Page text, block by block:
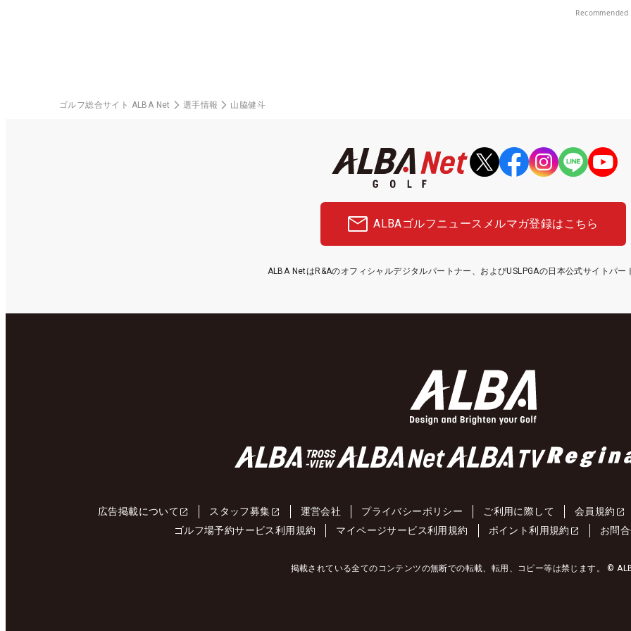
Recommended
ゴルフ総合サイト ALBA Net 選手情報 山脇健斗
ALBAゴルフニュース メルマガ登録はこちら
ALBA NetはR&Aのオフィシャルデジタルパートナー、およびUSLPGAの日本公式サイトパー
広告掲載について スタッフ募集 運営会社 プライバシーポリシー ご利用に際して 会員規約
ゴルフ場予約サービス利用規約
マイページサービス利用規約 ポイント利用規約 お問
掲載されている全てのコンテンツの無断での転載、転用、コピー等は禁じます。 ©